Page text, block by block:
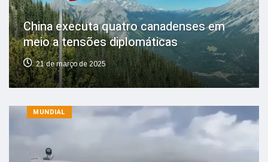
China executa quatro canadenses em
meio a tensões diplomáticas
21 de março de 2025
MUNDIAL